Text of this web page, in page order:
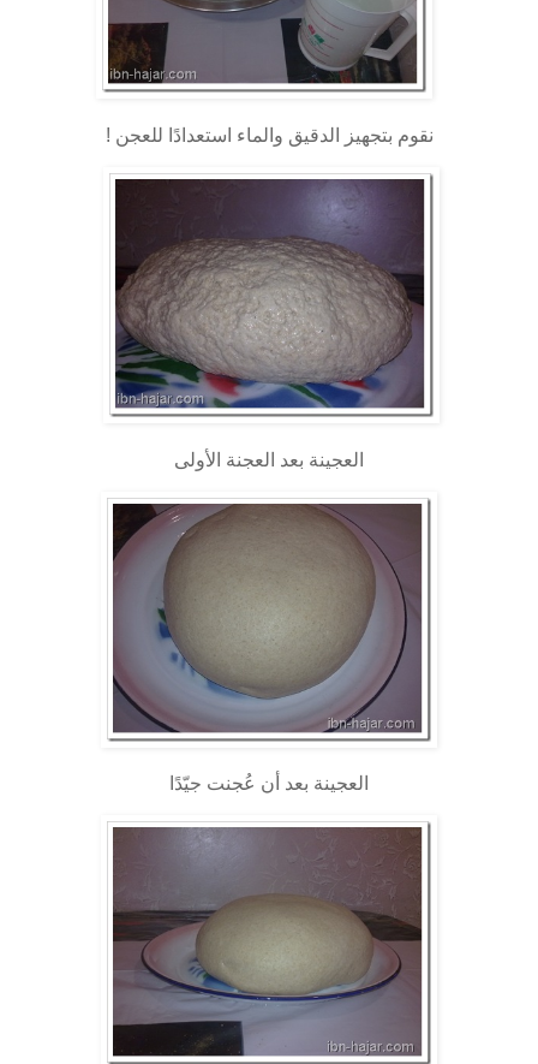
نقوم بتجهيز الدقيق والماء استعدادًا للعجن !
العجينة بعد العجنة الأولى
العجينة بعد أن عُجنت جيّدًا